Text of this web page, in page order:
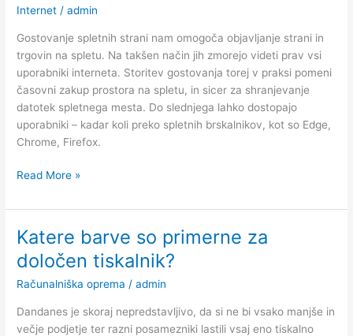
Internet /admin
Gostovanje spletnih strani nam omogoča objavljanje strani in
trgovin na spletu. Na takšen način jih zmorejo videti prav vsi
uporabniki interneta. Storitev gostovanja torej v praksi pomeni
časovni zakup prostora na spletu, in sicer za shranjevanje
datotek spletnega mesta. Do slednjega lahko dostopajo
uporabniki – kadar koli preko spletnih brskalnikov, kot so Edge,
Chrome, Firefox.
Kaj
omogoča
gostovanje
spletnih
strani?
Read More »
Katere barve so primerne za
določen tiskalnik?
Računalniška oprema /admin
Dandanes je skoraj nepredstavljivo, da si ne bi vsako manjše in
večje podjetje ter razni posamezniki lastili vsaj eno tiskalno